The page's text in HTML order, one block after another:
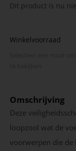
Dit product is nu
Winkelvoorraad
Omschrijving
Deze
loopzool wat de
voorwerpen die de